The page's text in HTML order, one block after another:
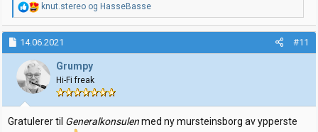
R
e
a
k
s
j
o
n
r
:
knut.stereo og HasseBasse
14.06.2021 #11
Grumpy
Hi-Fi freak
Gratulerer til Generalkonsulenmed ny mursteinsborg av ypperste